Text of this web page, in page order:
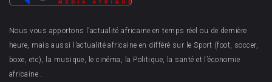
Nous vous apportons l’actualité africaine en temps réel ou de dernière
heure, mais aussi l’actualité africaine en différé sur le Sport (foot, soccer,
boxe, etc), la musique, le cinéma, la Politique, la santé et l’économie
africaine .